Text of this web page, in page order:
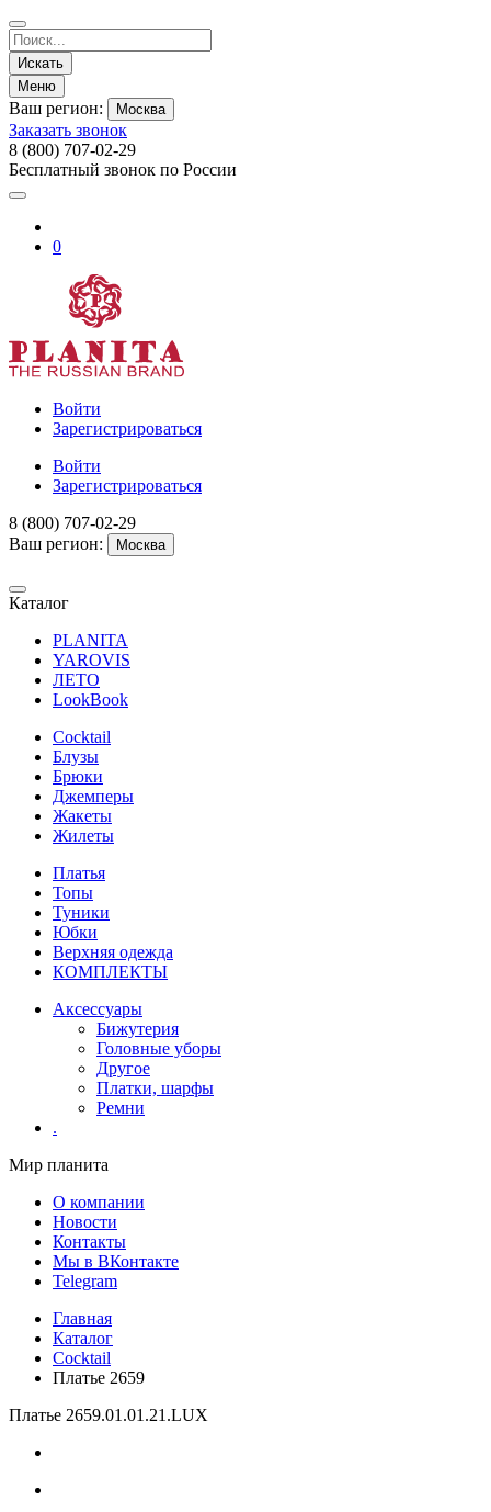
Искать
Меню
Ваш регион: Москва
Заказать звонок
8 (800) 707-02-29
Бесплатный звонок по России
0
Войти
Зарегистрироваться
Войти
Зарегистрироваться
8 (800) 707-02-29
Ваш регион:
Москва
Каталог
PLANITA
YAROVIS
ЛЕТО
LookBook
Cocktail
Блузы
Брюки
Джемперы
Жакеты
Жилеты
Платья
Топы
Туники
Юбки
Верхняя одежда
КОМПЛЕКТЫ
Аксессуары
Бижутерия
Головные уборы
Другое
Платки, шарфы
Ремни
.
Мир планита
О компании
Новости
Контакты
Мы в ВКонтакте
Telegram
Главная
Каталог
Cocktail
Платье 2659
Платье 2659.01.01.21.LUX